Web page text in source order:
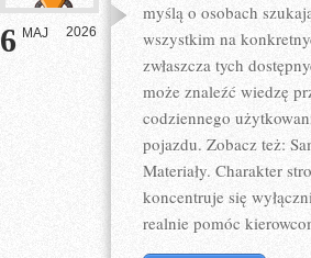
6 MAJ 2026
myślą o osobach
wszystkim na
zwłaszcza tych
może znaleźć wiedzę
codziennego
pojazdu. Zobacz też:
Materiały. Charakter
koncentruje się
realnie pomóc